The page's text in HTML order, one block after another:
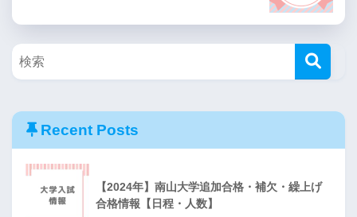
Recent Posts
【2024年】南山大学追加合格・補欠・繰上げ
合格情報【日程・人数】